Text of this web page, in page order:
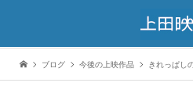
ブログ 今後の上映作品 きれっぱし